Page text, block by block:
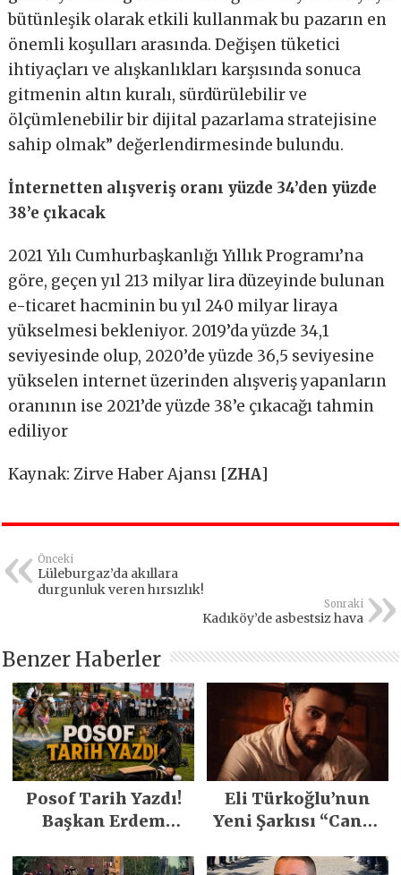
bütünleşik olarak etkili kullanmak bu pazarın en
önemli koşulları arasında. Değişen tüketici
ihtiyaçları ve alışkanlıkları karşısında sonuca
gitmenin altın kuralı, sürdürülebilir ve
ölçümlenebilir bir dijital pazarlama stratejisine
sahip olmak” değerlendirmesinde bulundu.
İnternetten alışveriş oranı yüzde 34’den yüzde
38’e çıkacak
2021 Yılı Cumhurbaşkanlığı Yıllık Programı’na
göre, geçen yıl 213 milyar lira düzeyinde bulunan
e-ticaret hacminin bu yıl 240 milyar liraya
yükselmesi bekleniyor. 2019’da yüzde 34,1
seviyesinde olup, 2020’de yüzde 36,5 seviyesine
yükselen internet üzerinden alışveriş yapanların
oranının ise 2021’de yüzde 38’e çıkacağı tahmin
ediliyor
Kaynak: Zirve Haber Ajansı [ZHA]
Önceki
Lüleburgaz’da akıllara
durgunluk veren hırsızlık!
Sonraki
Kadıköy’de asbestsiz hava
Benzer Haberler
Posof Tarih Yazdı!
Başkan Erdem
Emeğiyle Son
Eli Türkoğlu’nun
Yeni Şarkısı “Canın
İlgi Gördü!..